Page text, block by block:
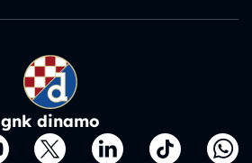
gnk dinamo